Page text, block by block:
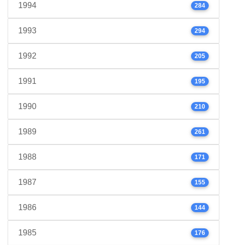
1994 284
1993 294
1992 205
1991 195
1990 210
1989 261
1988 171
1987 155
1986 144
1985 176